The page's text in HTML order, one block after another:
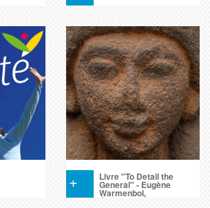
+ Livre "To Detail the
General" - Eugène
Warmenbol,
Éditions